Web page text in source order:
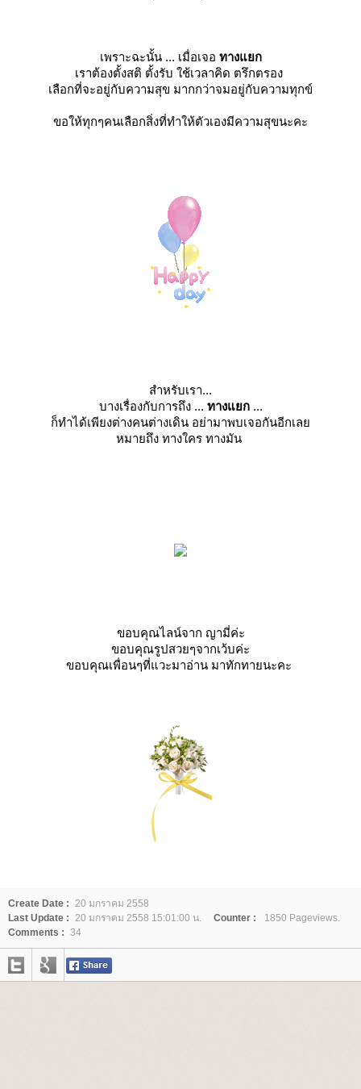
เพราะฉะนั้น ... เมื่อเจอ ทางแยก
เราต้องตั้งสติ ตั้งรับ ใช้เวลาคิด ตรึกตรอง
เลือกที่จะอยู่กับความสุข มากกว่าจมอยู่กับความทุกข์
ขอให้ทุกๆคนเลือกสิ่งที่ทำให้ตัวเองมีความสุขนะคะ
สำหรับเรา...
บางเรื่องกับการถึง ... ทางแยก...
ก็ทำได้เพียงต่างคนต่างเดิน อย่ามาพบเจอกันอีกเล
หมายถึง ทางใคร ทางมัน
ขอบคุณไลน์จาก ญามี่ค่ะ
ขอบคุณรูปสวยๆจากเว้บค่ะ
ขอบคุณเพื่อนๆที่แวะมาอ่าน มาทักทายนะคะ
Create Date : 20 มกราคม 2558
Last Update : 20 มกราคม 2558 15:01:00 น. Counter :
1850 Pageviews.
Comments : 34